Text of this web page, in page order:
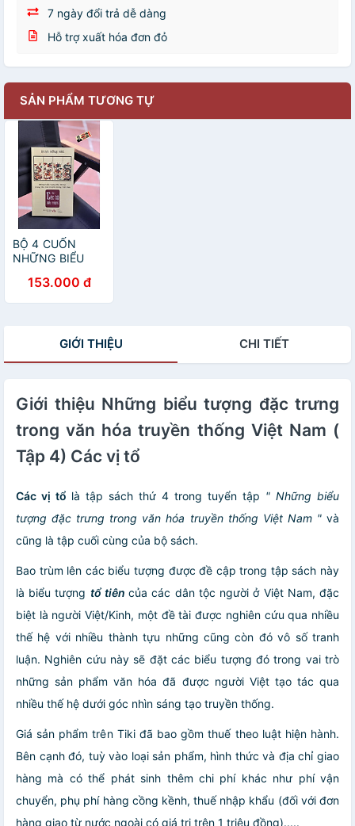
7 ngày đổi trả dễ dàng
Hỗ trợ xuất hóa đơn đỏ
SẢN PHẨM TƯƠNG TỰ
BỘ 4 CUỐN
NHỮNG BIỂU
TRƯNG TRONG
VĂN HÓA
Bộ Biểu Tượng,
Hải - Lyceum
153.000 đ
GIỚI THIỆU CHI TIẾT
Giới thiệu Những biểu tượng đặc trưng
trong văn hóa truyền thống Việt Nam (
Tập 4) Các vị tổ
Các vị tổ là tập sách thứ 4 trong tuyển tập " Những biểu
tượng đặc trưng trong văn hóa truyền thống Việt Nam "và
cũng là tập cuối cùng của bộ sách.
Bao trùm lên các biểu tượng được đề cập trong tập sách này
là biểu tượng tổ tiêncủa các dân tộc người ở Việt Nam, đặc
biệt là người Việt/Kinh, một đề tài được nghiên cứu qua nhiều
thế hệ với nhiều thành tựu những cũng còn đó vô số tranh
luận. Nghiên cứu này sẽ đặt các biểu tượng đó trong vai trò
những sản phẩm văn hóa đã được người Việt tạo tác qua
nhiều thế hệ dưới góc nhìn sáng tạo truyền thống.
Giá sản phẩm trên Tiki đã bao gồm thuế theo luật hiện hành.
Bên cạnh đó, tuỳ vào loại sản phẩm, hình thức và địa chỉ giao
hàng mà có thể phát sinh thêm chi phí khác như phí vận
chuyển, phụ phí hàng cồng kềnh, thuế nhập khẩu (đối với đơn
hàng giao từ nước ngoài có giá trị trên 1 triệu đồng).....